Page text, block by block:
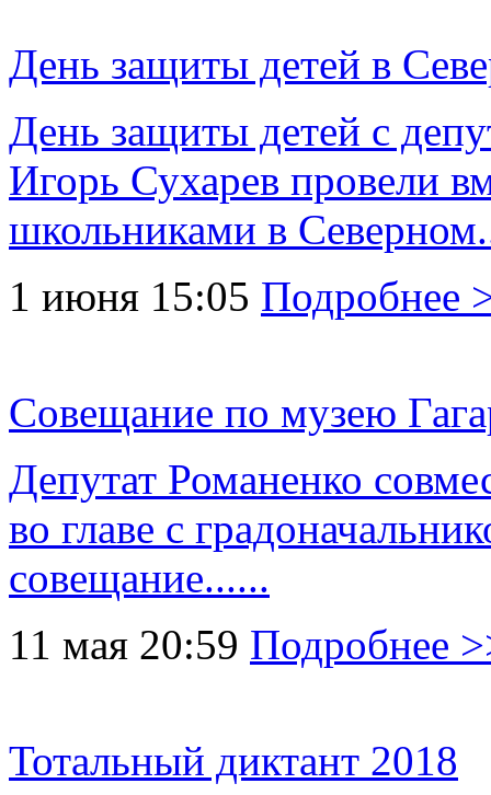
День защиты детей в
День защиты детей с
Игорь Сухарев провели
школьниками в
1 июня 15:05 Подробнее
Совещание по музею
Депутат Романенко
во главе с
совещание......
11 мая 20:59 Подробнее
Тотальный диктант 2018